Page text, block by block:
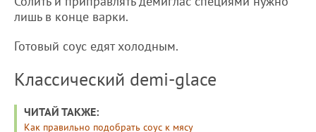
лишь в конце варки.
Готовый соус едят холодным.
Классический demi-glace
ЧИТАЙ ТАКЖЕ:
Как правильно подобрать соус к мясу